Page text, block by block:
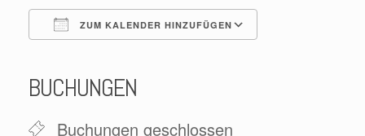
ZUM KALENDER HINZUFÜGEN
BUCHUNGEN
Buchungen geschlossen